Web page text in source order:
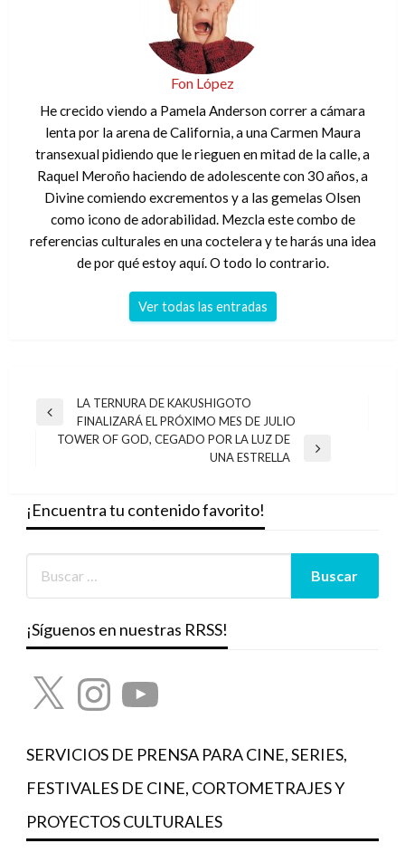
Fon López
He crecido viendo a Pamela Anderson correr a cámara
lenta por la arena de California, a una Carmen Maura
transexual pidiendo que le rieguen en mitad de la calle, a
Raquel Meroño haciendo de adolescente con 30 años, a
Divine comiendo excrementos y a las gemelas Olsen
como icono de adorabilidad. Mezcla este combo de
referencias culturales en una coctelera y te harás una idea
de por qué estoy aquí. O todo lo contrario.
Ver todas las entradas
Navegación
Entrada
anterior
LA TERNURA DE KAKUSHIGOTO
FINALIZARÁ EL PRÓXIMO MES DE JULIO
TOWER OF GOD, CEGADO POR LA LUZ DE
UNA ESTRELLA
¡Encuentra tu contenido favorito!
¡Síguenos en nuestras RRSS!
X InstagramYouTube
SERVICIOS DE PRENSA PARA CINE, SERIES,
FESTIVALES DE CINE, CORTOMETRAJES Y
PROYECTOS CULTURALES